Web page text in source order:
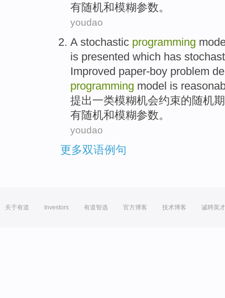
有随机和模糊参数。
youdao
A stochastic programming
is presented which has
Improved paper-boy problem
programming model is
提出一类模糊机会约束的随机
有随机和模糊参数。
youdao
更多双语例句
关于有道 Investors 有道智选 官方博客 技术博客 诚聘英才